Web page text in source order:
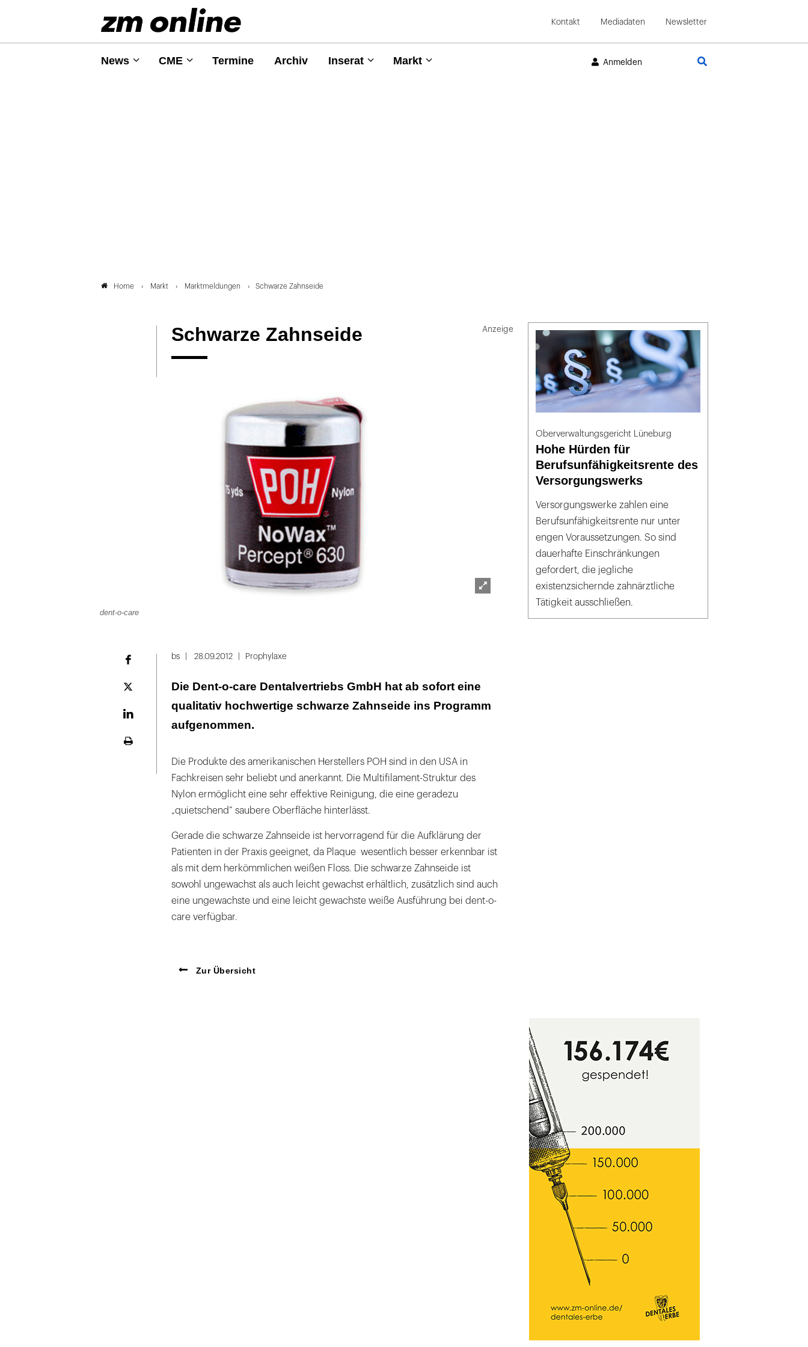
Kontakt Mediadaten Newsletter
News CME Termine Archiv Inserat Markt Anmelden
Home Markt Marktmeldungen Schwarze Zahnseide
Schwarze Zahnseide
dent-o-care
Plattform
bs 28.09.2012 Prophylaxe
Die Dent-o-care Dentalvertriebs GmbH hat ab sofort eine
qualitativ hochwertige schwarze Zahnseide ins Programm
aufgenommen.
Die Produkte des amerikanischen Herstellers POH sind in den USA in
Fachkreisen sehr beliebt und anerkannt. Die Multifilament-Struktur des
Nylon ermöglicht eine sehr effektive Reinigung, die eine geradezu
„quietschend“ saubere Oberfläche hinterlässt.
Gerade die schwarze Zahnseide ist hervorragend für die Aufklärung der
Patienten in der Praxis geeignet, da Plaque wesentlich besser erkennbar ist
als mit dem herkömmlichen weißen Floss. Die schwarze Zahnseide ist
sowohl ungewachst als auch leicht gewachst erhältlich, zusätzlich sind auch
eine ungewachste und eine leicht gewachste weiße Ausführung bei dent-o-
care verfügbar.
Zur Übersicht
Oberverwaltungsgericht Lüneburg
Hohe Hürden für
Berufsunfähigkeitsrente des
Versorgungswerks
Versorgungswerke zahlen eine
Berufsunfähigkeitsrente nur unter
engen Voraussetzungen. So sind
dauerhafte Einschränkungen
gefordert, die jegliche
existenzsichernde zahnärztliche
Tätigkeit ausschließen.